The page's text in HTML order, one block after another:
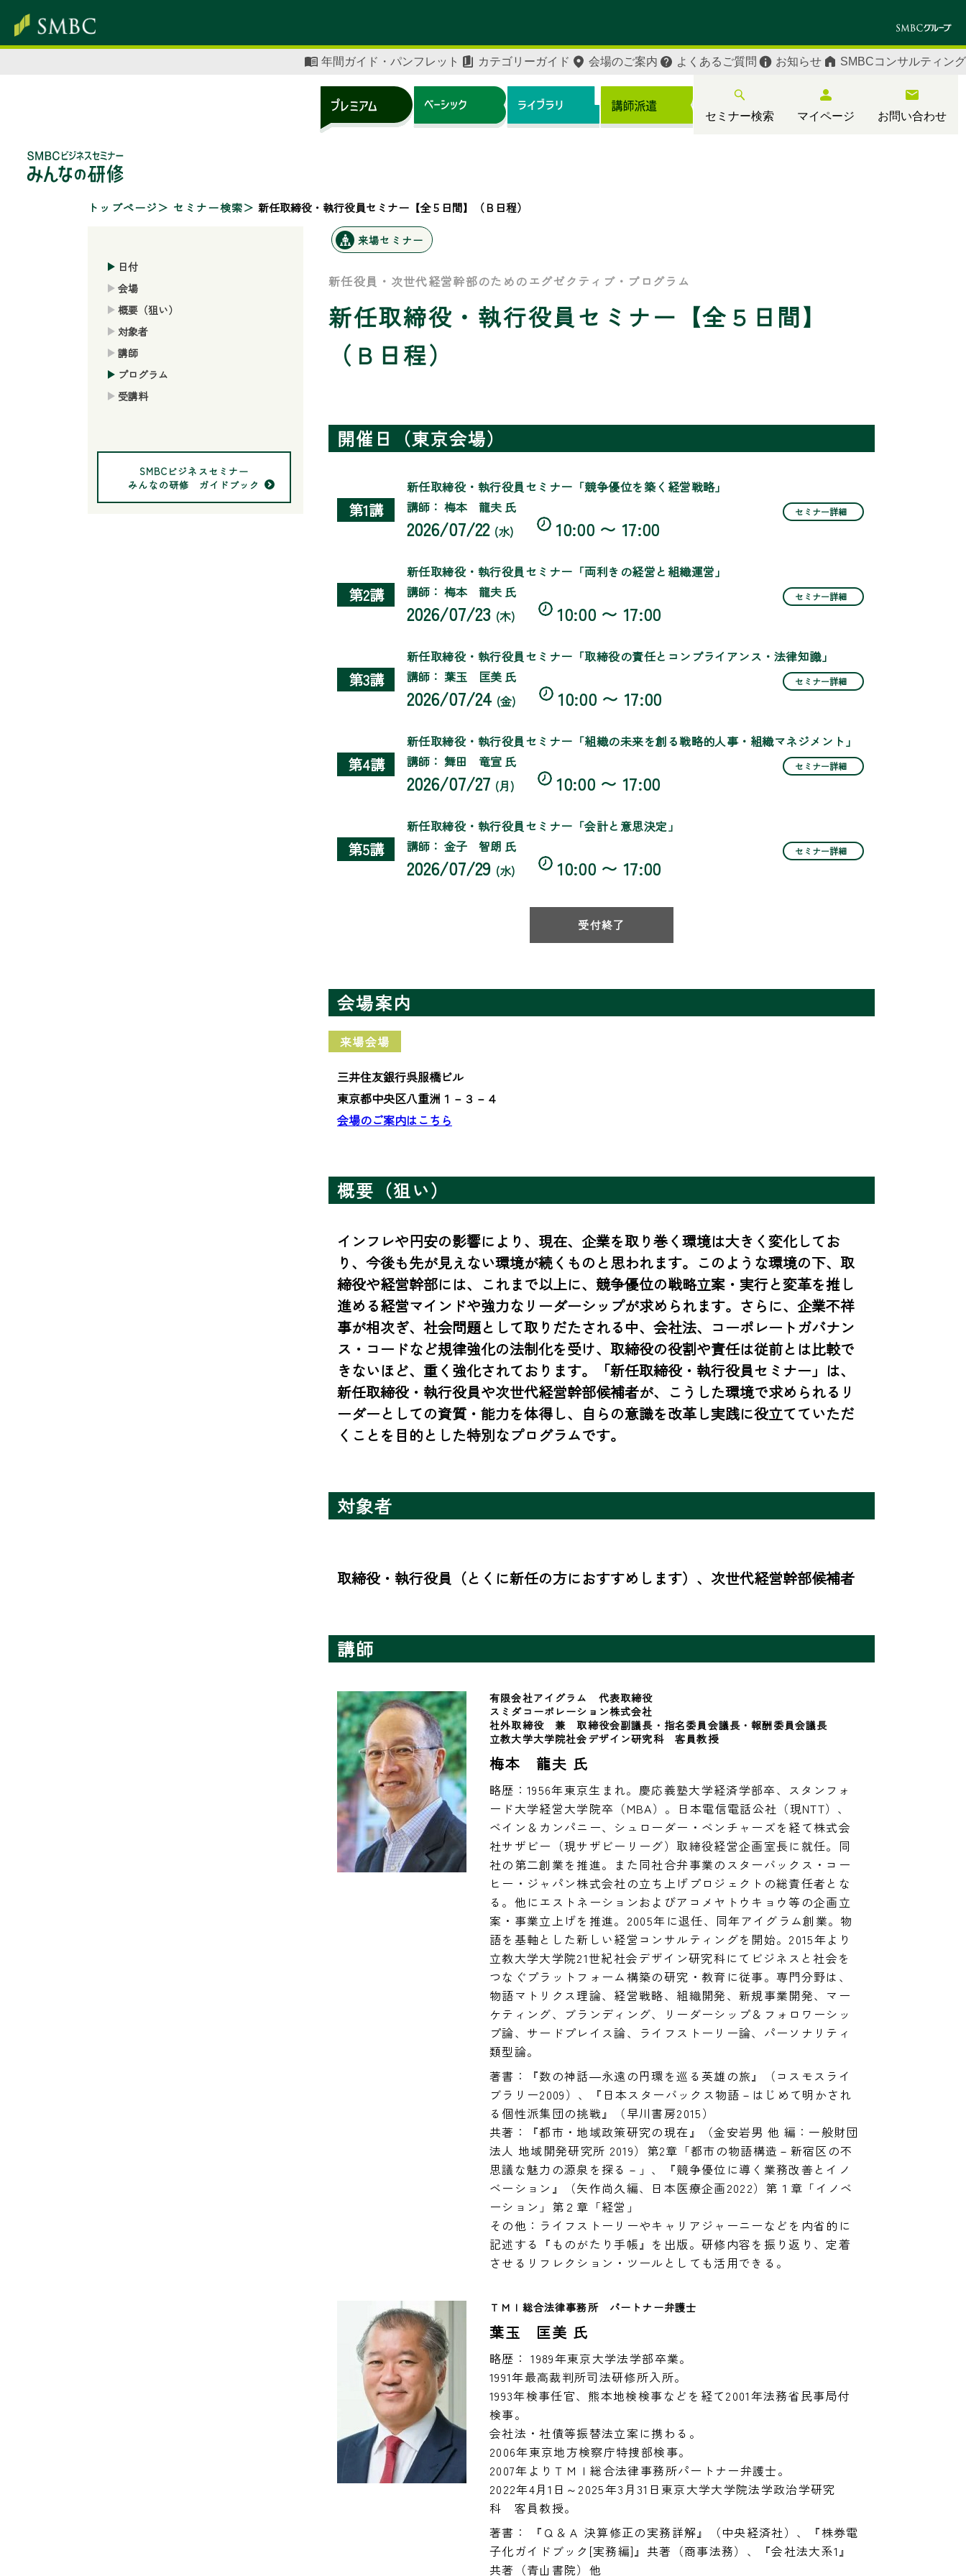
セミナー検索 マイページ お問い合わせ
年間ガイド・パンフレット カテゴリーガイド 会場のご案内 よくあるご質問 お知らせ SMBCコンサルティング
トップページ セミナー検索 新任取締役・執行役員セミナー【全５日間】（Ｂ日程）
日付
会場
概要（狙い）
対象者
講師
プログラム
受講料
SMBCビジネスセミナー
みんなの研修 ガイドブック
来場セミナー
新任役員・次世代経営幹部のためのエグゼクティブ・プログラム
新任取締役・執行役員セミナー【全５日間】
（Ｂ日程）
開催日（東京会場）
第1講
新任取締役・執行役員セミナー「競争優位を築く経営戦略」
セミナー詳細
講師： 梅本 龍夫 氏
2026/07/22 (水) 10:00 〜 17:00
第2講
新任取締役・執行役員セミナー「両利きの経営と組織運営」
セミナー詳細
講師： 梅本 龍夫 氏
2026/07/23 (木) 10:00 〜 17:00
第3講
新任取締役・執行役員セミナー「取締役の責任とコンプライアンス・法律知識」
セミナー詳細
講師： 葉玉 匡美 氏
2026/07/24 (金) 10:00 〜 17:00
第4講
新任取締役・執行役員セミナー「組織の未来を創る戦略的人事・組織マネジメント」
セミナー詳細
講師： 舞田 竜宣 氏
2026/07/27 (月) 10:00 〜 17:00
第5講
新任取締役・執行役員セミナー「会計と意思決定」
セミナー詳細
講師： 金子 智朗 氏
2026/07/29 (水) 10:00 〜 17:00
受付終了
会場案内
来場会場
三井住友銀行呉服橋ビル
東京都中央区八重洲１－３－４
会場のご案内はこちら
概要（狙い）
インフレや円安の影響により、現在、企業を取り巻く環境は大きく変化してお
り、今後も先が見えない環境が続くものと思われます。このような環境の下、取
締役や経営幹部には、これまで以上に、競争優位の戦略立案・実行と変革を推し
進める経営マインドや強力なリーダーシップが求められます。さらに、企業不祥
事が相次ぎ、社会問題として取りだたされる中、会社法、コーポレートガバナン
ス・コードなど規律強化の法制化を受け、取締役の役割や責任は従前とは比較で
きないほど、重く強化されております。「新任取締役・執行役員セミナー」は、
新任取締役・執行役員や次世代経営幹部候補者が、こうした環境で求められるリ
ーダーとしての資質・能力を体得し、自らの意識を改革し実践に役立てていただ
くことを目的とした特別なプログラムです。
対象者
取締役・執行役員（とくに新任の方におすすめします）、次世代経営幹部候補者
講師
有限会社アイグラム　代表取締役
スミダコーポレーション株式会社
社外取締役　兼　取締役会副議長・指名委員会議長・報酬委員会議長
立教大学大学院社会デザイン研究科　客員教授
梅本 龍夫 氏
略歴：1956年東京生まれ。慶応義塾大学経済学部卒、スタンフォ
ード大学経営大学院卒（MBA）。日本電信電話公社（現NTT）、
ベイン＆カンパニー、シュローダー・ベンチャーズを経て株式会
社サザビー（現サザビーリーグ）取締役経営企画室長に就任。同
社の第二創業を推進。また同社合弁事業のスターバックス・コー
ヒー・ジャパン株式会社の立ち上げプロジェクトの総責任者とな
る。他にエストネーションおよびアコメヤトウキョウ等の企画立
案・事業立上げを推進。2005年に退任、同年アイグラム創業。物
語を基軸とした新しい経営コンサルティングを開始。2015年より
立教大学大学院21世紀社会デザイン研究科にてビジネスと社会を
つなぐプラットフォーム構築の研究・教育に従事。専門分野は、
物語マトリクス理論、経営戦略、組織開発、新規事業開発、マー
ケティング、ブランディング、リーダーシップ＆フォロワーシッ
プ論、サードプレイス論、ライフストーリー論、パーソナリティ
類型論。
著書：『数の神話―永遠の円環を巡る英雄の旅』（コスモスライ
ブラリー2009）、『日本スターバックス物語－はじめて明かされ
る個性派集団の挑戦』（早川書房2015）
共著：『都市・地域政策研究の現在』（金安岩男 他 編：一般財団
法人 地域開発研究所 2019）第2章「都市の物語構造－新宿区の不
思議な魅力の源泉を探る－」、『競争優位に導く業務改善とイノ
ベーション』（矢作尚久編、日本医療企画2022）第１章「イノベ
ーション」第２章「経営」
その他：ライフストーリーやキャリアジャーニーなどを内省的に
記述する『ものがたり手帳』を出版。研修内容を振り返り、定着
させるリフレクション・ツールとしても活用できる。
ＴＭＩ総合法律事務所　パートナー弁護士
葉玉 匡美 氏
略歴： 1989年東京大学法学部卒業。
1991年最高裁判所司法研修所入所。
1993年検事任官、熊本地検検事などを経て2001年法務省民事局付
検事。
会社法・社債等振替法立案に携わる。
2006年東京地方検察庁特捜部検事。
2007年よりＴＭＩ総合法律事務所パートナー弁護士。
2022年4月1日～2025年3月31日東京大学大学院法学政治学研究
科　客員教授。
著書： 『Ｑ＆Ａ 決算修正の実務詳解』（中央経済社）、『株券電
子化ガイドブック[実務編]』共著（商事法務）、『会社法大系1』
共著（青山書院）他